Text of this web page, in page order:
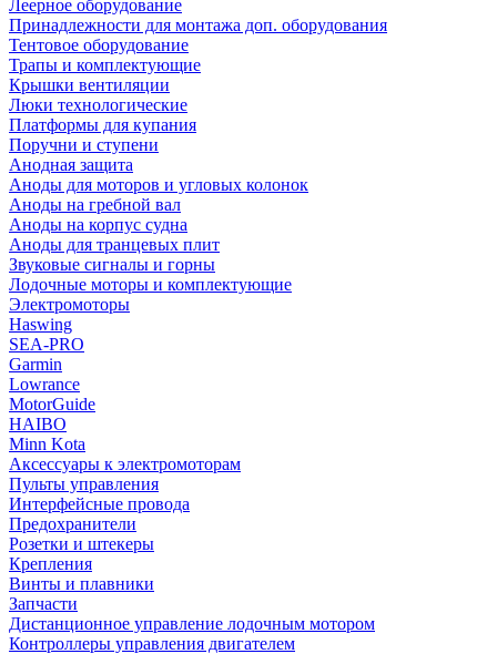
Леерное оборудование
Принадлежности для монтажа доп. оборудования
Тентовое оборудование
Трапы и комплектующие
Крышки вентиляции
Люки технологические
Платформы для купания
Поручни и ступени
Анодная защита
Аноды для моторов и угловых колонок
Аноды на гребной вал
Аноды на корпус судна
Аноды для транцевых плит
Звуковые сигналы и горны
Лодочные моторы и комплектующие
Электромоторы
Haswing
SEA-PRO
Garmin
Lowrance
MotorGuide
HAIBO
Minn Kota
Аксессуары к электромоторам
Пульты управления
Интерфейсные провода
Предохранители
Розетки и штекеры
Крепления
Винты и плавники
Запчасти
Дистанционное управление лодочным мотором
Контроллеры управления двигателем